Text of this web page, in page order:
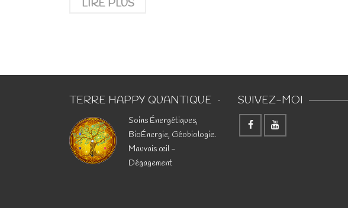
LIRE PLUS
TERRE HAPPY QUANTIQUE
​Soins Énergétiques,
BioÉnergie, Géobiologie.
Mauvais œil -
Dégagement
SUIVEZ-MOI